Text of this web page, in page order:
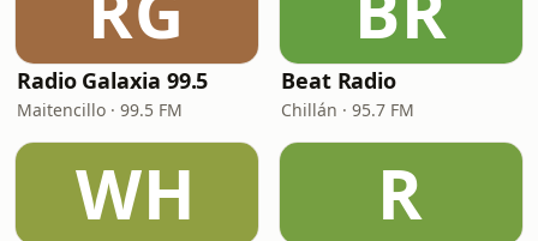
Radio Galaxia 99.5
Maitencillo · 99.5 FM
Beat Radio
Chillán · 95.7 FM
WH R